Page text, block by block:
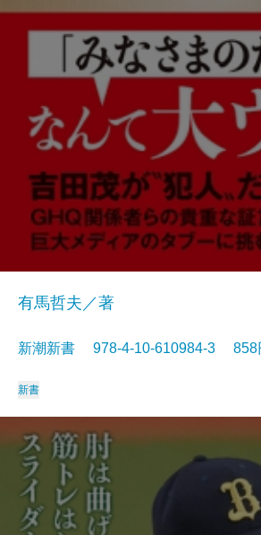
有馬哲夫／著
新潮新書 978-4-10-610984-3
新書